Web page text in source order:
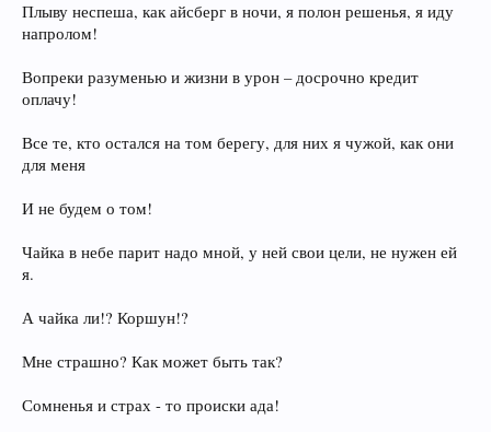
Плыву неспеша, как айсберг в ночи, я полон решенья, я иду
напролом!
Вопреки разуменью и жизни в урон – досрочно кредит
оплачу!
Все те, кто остался на том берегу, для них я чужой, как они
для меня
И не будем о том!
Чайка в небе парит надо мной, у ней свои цели, не нужен ей
я.
А чайка ли!? Коршун!?
Мне страшно? Как может быть так?
Сомненья и страх - то происки ада!